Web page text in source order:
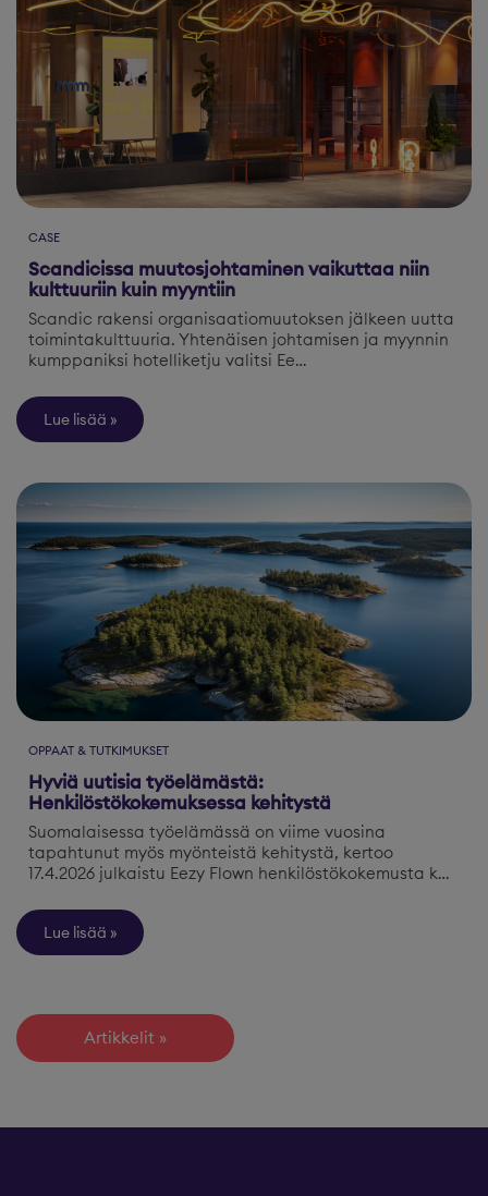
CASE
Scandicissa muutosjohtaminen vaikuttaa niin
kulttuuriin kuin myyntiin
Scandic rakensi organisaatiomuutoksen jälkeen uutta
toimintakulttuuria. Yhtenäisen johtamisen ja myynnin
kumppaniksi hotelliketju valitsi Ee…
Lue lisää
OPPAAT & TUTKIMUKSET
Hyviä uutisia työelämästä:
Henkilöstökokemuksessa kehitystä
Suomalaisessa työelämässä on viime vuosina
tapahtunut myös myönteistä kehitystä, kertoo
17.4.2026 julkaistu Eezy Flown henkilöstökokemusta k…
Lue lisää
Artikkelit